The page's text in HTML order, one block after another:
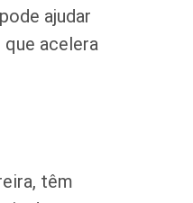
ajudar
acelera
têm